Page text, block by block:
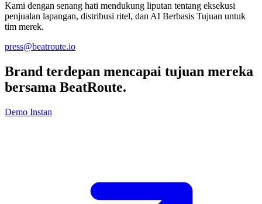
Kami dengan senang hati mendukung liputan tentang eksekusi
penjualan lapangan, distribusi ritel, dan AI Berbasis Tujuan untuk
tim merek.
press@beatroute.io
Brand terdepan mencapai tujuan mereka
bersama BeatRoute.
Demo Instan